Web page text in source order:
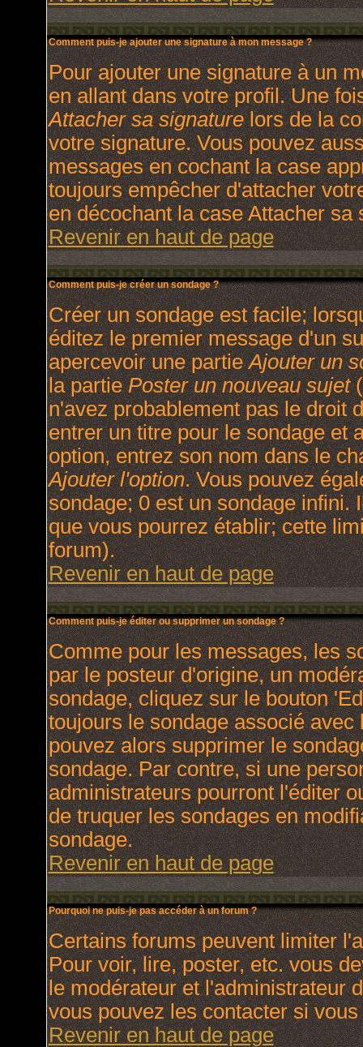
Comment puis-je ajouter une signature à mon message ?
Pour ajouter une signature à un
en allant dans votre profil. Une
Attacher sa signaturelors de la
votre signature. Vous pouvez
messages en cochant la case
toujours empêcher d'attacher
en décochant la case Attacher
Revenir en haut de page
Comment puis-je créer un sondage ?
Créer un sondage est facile;
éditez le premier message d'un
apercevoir une partieAjouter un
la partiePoster un nouveau sujet
n'avez probablement pas le droit
entrer un titre pour le sondage et
option, entrez son nom dans le
Ajouter l'option. Vous pouvez
sondage; 0 est un sondage infini.
que vous pourrez établir; cette
forum).
Revenir en haut de page
Comment puis-je éditer ou supprimer un sondage ?
Comme pour les messages, les
par le posteur d'origine, un
sondage, cliquez sur le bouton
toujours le sondage associé
pouvez alors supprimer le
sondage. Par contre, si une
administrateurs pourront l'éditer
de truquer les sondages en
sondage.
Revenir en haut de page
Pourquoi ne puis-je pas accéder à un forum ?
Certains forums peuvent limiter
Pour voir, lire, poster, etc. vous
le modérateur et l'administrateur
vous pouvez les contacter si
Revenir en haut de page